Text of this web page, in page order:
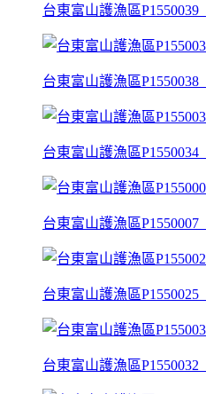
台東富山護漁區
台東富山護漁區
台東富山護漁區
台東富山護漁區
台東富山護漁區
台東富山護漁區